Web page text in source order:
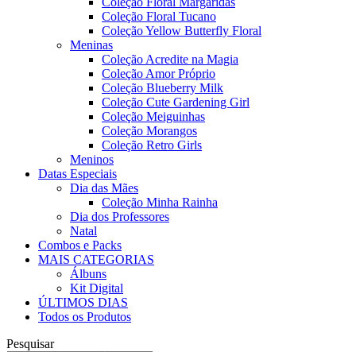
Coleção Floral Tucano
Coleção Yellow Butterfly Floral
Meninas
Coleção Acredite na Magia
Coleção Amor Próprio
Coleção Blueberry Milk
Coleção Cute Gardening Girl
Coleção Meiguinhas
Coleção Morangos
Coleção Retro Girls
Meninos
Datas Especiais
Dia das Mães
Coleção Minha Rainha
Dia dos Professores
Natal
Combos e Packs
MAIS CATEGORIAS
Álbuns
Kit Digital
ÚLTIMOS DIAS
Todos os Produtos
Pesquisar